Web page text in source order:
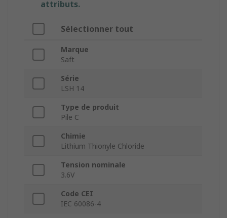
attributs.
Sélectionner tout
Marque
Saft
Série
LSH 14
Type de produit
Pile C
Chimie
Lithium Thionyle Chloride
Tension nominale
3.6V
Code CEI
IEC 60086-4